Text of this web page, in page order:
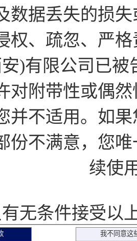
数据丢失的损
权、疏忽、严
)有限公司已
对附带性或偶
并不适用。如
份不满意，您
续使
条件接受以上